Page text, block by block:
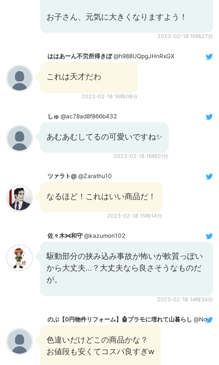
お子さん、元気に大きくなりますよう！
2023-02-18 16時27分
ははあーん不労所得きぼ@h988UQpgJHnRxGX
これは天才だわ
2023-02-18 16時08分
しゅ @ac78ad8f866b432
あむあむしてるの可愛いですね✨
2023-02-18 16時01分
ツァラト@ @Zarathu10
なるほど！これはいい商品だ！
2023-02-18 15時14分
佐々木⋈和守 @kazumori102
駆動部分の挟み込み事故が怖いが軟質っぽい
から大丈夫…？大丈夫なら良さそうなものだ
が。
2023-02-18 14時34分
のぶ【0円物件リフォーム】🤖プラモに埋れて山暮らし @Nobu_scott
色違いだけどこの商品かな？
お値段も安くてコスパ良すぎw